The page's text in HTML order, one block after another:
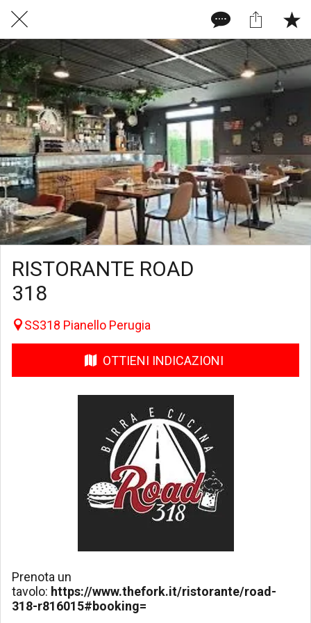
RISTORANTE ROAD
318
SS318 Pianello Perugia
OTTIENI INDICAZIONI
Prenota un
tavolo: https://www.thefork.it/ristorante/road-
318-r816015#booking=